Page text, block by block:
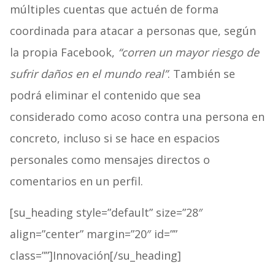
múltiples cuentas que actuén de forma
coordinada para atacar a personas que, según
la propia Facebook, “corren un mayor riesgo de
sufrir daños en el mundo real”. También se
podrá eliminar el contenido que sea
considerado como acoso contra una persona en
concreto, incluso si se hace en espacios
personales como mensajes directos o
comentarios en un perfil.
[su_heading style=”default” size=”28″
align=”center” margin=”20″ id=””
class=””]Innovación[/su_heading]